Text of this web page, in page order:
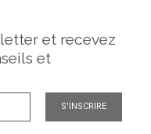
et recevez
et
S'INSCRIRE